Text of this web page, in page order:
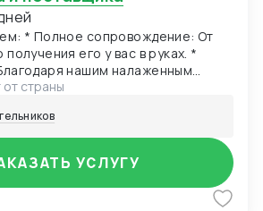
От
его у вас в руках. *
нашим налаженным
условия. * Гарантия
проверяем продавцов и товары,
в покупке. * Экономия
о долгих переговорах и
– мы возьмем все на себя!
и комплектующих.
от страны
УСЛУГУ